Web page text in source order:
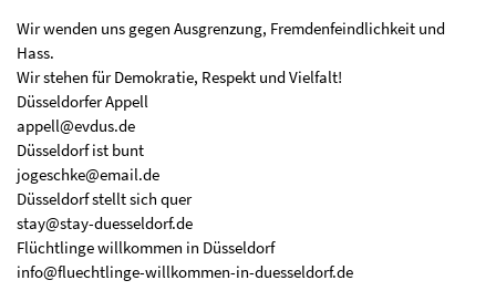
Wir wenden uns gegen Ausgrenzung, Fremdenfeindlichkeit und
Hass.
Wir stehen für Demokratie, Respekt und Vielfalt!
Düsseldorfer Appell
appell@evdus.de
Düsseldorf ist bunt
jogeschke@email.de
Düsseldorf stellt sich quer
stay@stay-duesseldorf.de
Flüchtlinge willkommen in Düsseldorf
info@fluechtlinge-willkommen-in-duesseldorf.de